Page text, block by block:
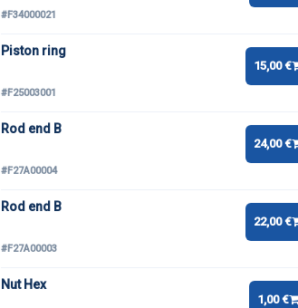
#F34000021
Piston ring
#F25003001
15,00 €
Rod end B
#F27A00004
24,00 €
Rod end B
#F27A00003
22,00 €
Nut Hex
1,00 €